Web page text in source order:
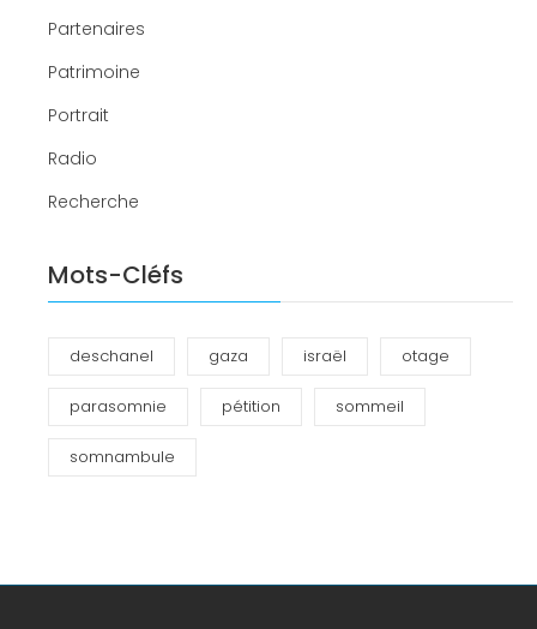
Partenaires
Patrimoine
Portrait
Radio
Recherche
Mots-Cléfs
deschanel gaza israël otage
parasomnie pétition sommeil
somnambule